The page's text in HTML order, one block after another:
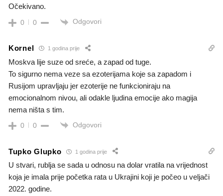
Očekivano.
0 0 Odgovori
Kornel 1 godina prije
Moskva lije suze od sreće, a zapad od tuge.
To sigurno nema veze sa ezoterijama koje sa zapadom i
Rusijom upravljaju jer ezoterije ne funkcioniraju na
emocionalnom nivou, ali odakle ljudina emocije ako magija
nema ništa s tim.
0 0 Odgovori
Tupko Glupko 1 godina prije
U stvari, rublja se sada u odnosu na dolar vratila na vrijednost
koja je imala prije početka rata u Ukrajini koji je počeo u veljači
2022. godine.